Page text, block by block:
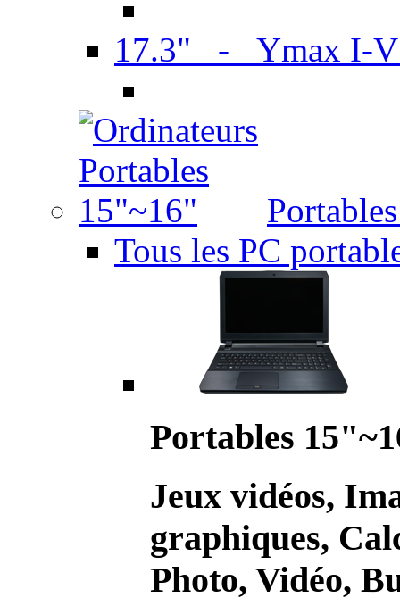
17.3" - Ymax I-
Tous les PC
Portables
Jeux vidéos,
graphiques,
Photo, Vidéo,